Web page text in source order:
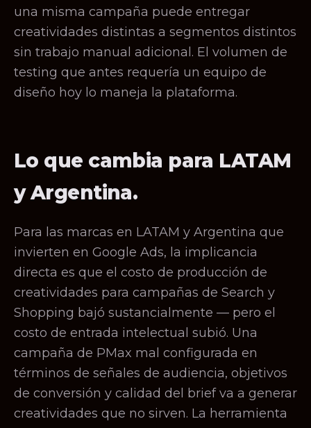
una misma campaña puede entregar
creatividades distintas a segmentos distintos
sin trabajo manual adicional. El volumen de
testing que antes requería un equipo de
diseño hoy lo maneja la plataforma.
Lo que cambia para LATAM
y Argentina.
Para las marcas en LATAM y Argentina que
invierten en Google Ads, la implicancia
directa es que el costo de producción de
creatividades para campañas de Search y
Shopping bajó sustancialmente — pero el
costo de entrada intelectual subió. Una
campaña de PMax mal configurada en
términos de señales de audiencia, objetivos
de conversión y calidad del brief va a generar
creatividades que no sirven. La herramienta